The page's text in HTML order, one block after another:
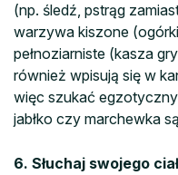
(np. śledź, pstrąg
warzywa kiszone
pełnoziarniste (kasza
również wpisują się w
więc szukać
jabłko czy marchewka
6. Słuchaj swojego